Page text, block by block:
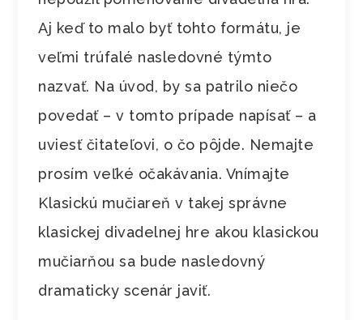
Aj keď to malo byť tohto formátu, je
veľmi trúfalé nasledovné týmto
nazvať. Na úvod, by sa patrilo niečo
povedať – v tomto prípade napísať – a
uviesť čitateľovi, o čo pôjde. Nemajte
prosím veľké očakávania. Vnímajte
Klasickú mučiareň v takej správne
klasickej divadelnej hre akou klasickou
mučiarňou sa bude nasledovný
dramaticky scenár javiť.